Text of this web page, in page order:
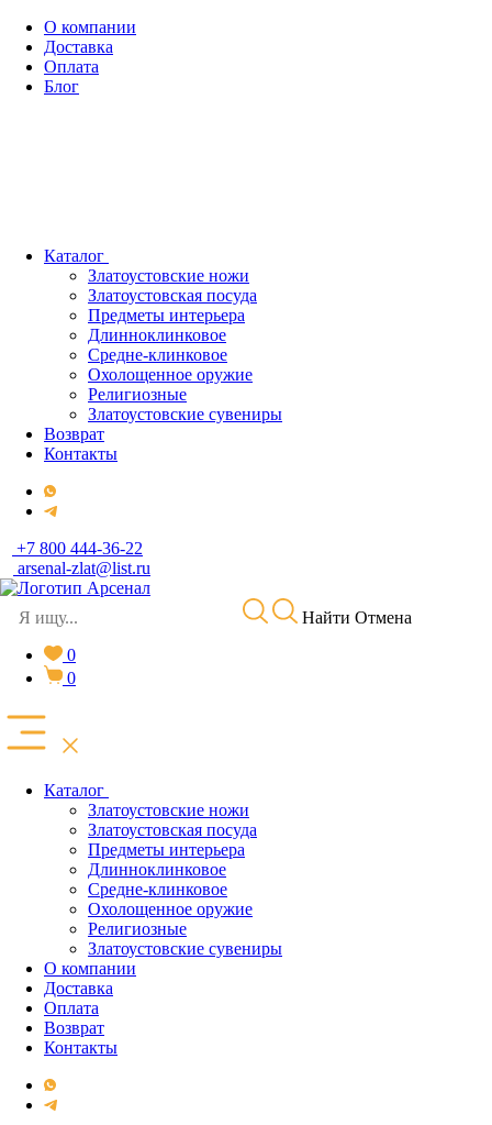
О компании
Доставка
Оплата
Блог
Каталог
Златоустовские ножи
Златоустовская посуда
Предметы интерьера
Длинноклинковое
Средне-клинковое
Охолощенное оружие
Религиозные
Златоустовские сувениры
Возврат
Контакты
+7 800 444-36-22
arsenal-zlat@list.ru
Найти Отмена
0
0
Каталог
Златоустовские ножи
Златоустовская посуда
Предметы интерьера
Длинноклинковое
Средне-клинковое
Охолощенное оружие
Религиозные
Златоустовские сувениры
О компании
Доставка
Оплата
Возврат
Контакты